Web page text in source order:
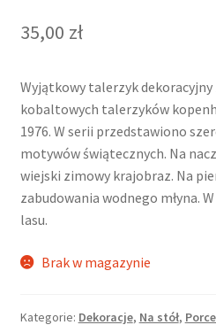
35,00 zł
Wyjątkowy talerzyk dekoracyjny
kobaltowych talerzyków
1976. W serii przedstawiono
motywów świątecznych. Na
wiejski zimowy krajobraz. Na
zabudowania wodnego młyna.
lasu.
Brak w magazynie
Kategorie: Dekoracje, Na stół,